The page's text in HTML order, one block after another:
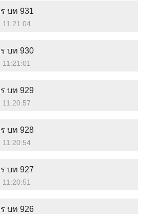
บท 931
11:21:04
บท 930
บท 929
11:20:57
บท 928
11:20:54
บท 927
บท 926